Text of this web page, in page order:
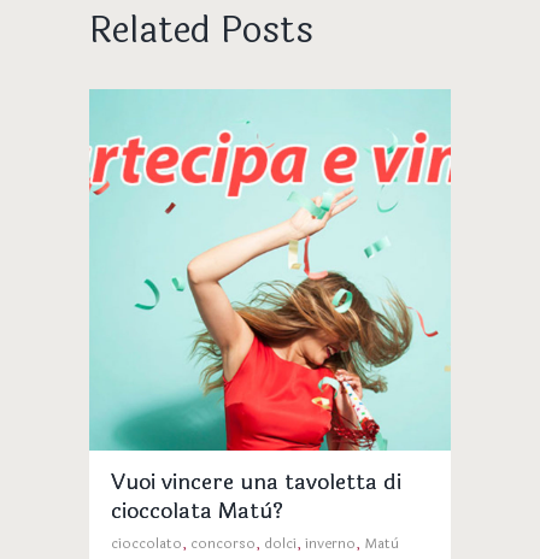
Related Posts
Vuoi vincere una tavoletta di
cioccolata Matù?
cioccolato, concorso, dolci, inverno, Matù